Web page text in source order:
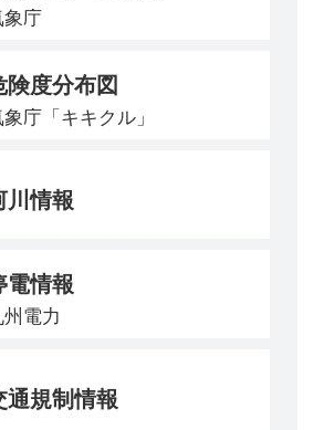
象庁
険度分布図
庁「キキクル」
川情報
電情報
州電力
通規制情報